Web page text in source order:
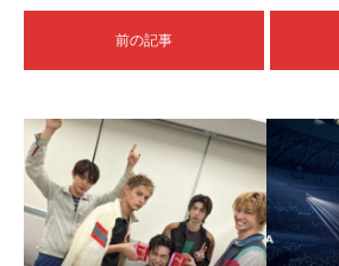
前の記事